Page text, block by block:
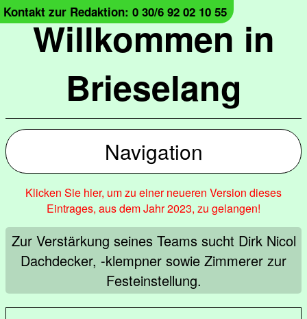
Willkommen in
Brieselang
Kontakt zur Redaktion: 0 30/6 92 02 10 55
Navigation
Klicken Sie hier, um zu einer neueren Version dieses
Eintrages, aus dem Jahr 2023, zu gelangen!
Zur Verstärkung seines Teams sucht Dirk Nicol
Dachdecker, -klempner sowie Zimmerer zur
Festeinstellung.